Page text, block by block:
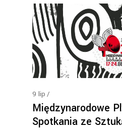
9 lip
Międzynarodowe
Spotkania ze